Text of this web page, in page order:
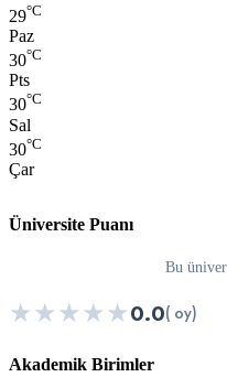
29°C
Paz
30°C
Pts
30°C
Sal
30°C
Çar
Üniversite Puanı
Bu
★★★★★0.0( oy)
Akademik Birimler